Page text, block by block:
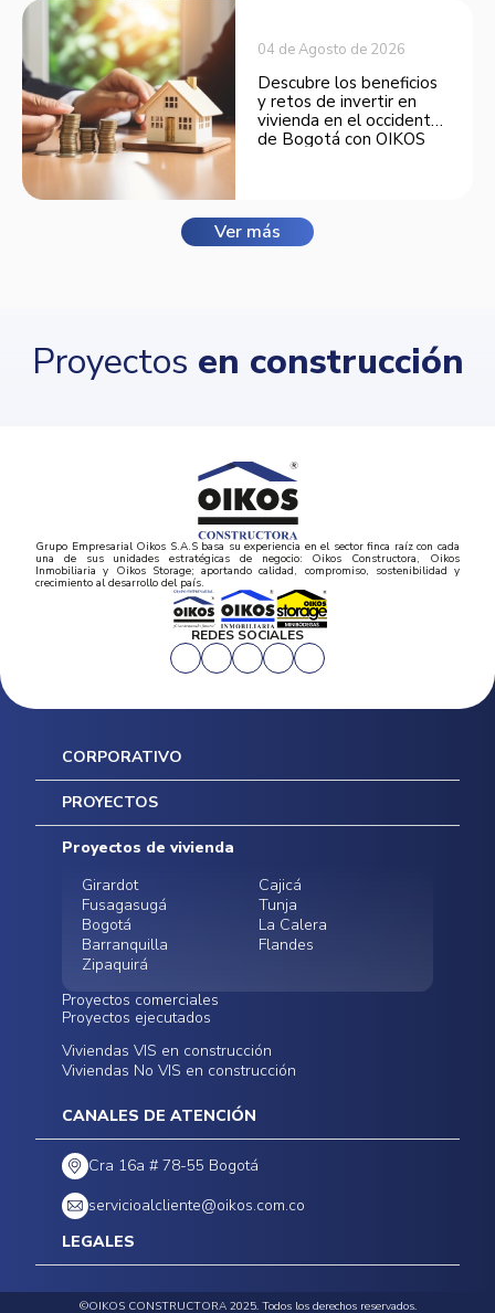
04 de Agosto de 2026
Descubre los beneficios
y retos de invertir en
vivienda en el occidente
de Bogotá con OIKOS
Ver más
Proyectos en construcción
Grupo Empresarial Oikos S.A.S basa su experiencia en el sector finca raíz con cada
una de sus unidades estratégicas de negocio: Oikos Constructora, Oikos
Inmobiliaria y Oikos Storage; aportando calidad, compromiso, sostenibilidad y
crecimiento al desarrollo del país.
REDES SOCIALES
CORPORATIVO
Inicio
Mapa del sitio
Postventas
Contratación Directa
Noticias
PROYECTOS
Proyectos de vivienda
Girardot
Cajicá
Fusagasugá
Tunja
Bogotá
La Calera
Barranquilla
Flandes
Zipaquirá
Proyectos comerciales
Funza
Infinitum Zentral
Bodegas - ALMAX
Centro Comercial
Proyectos ejecutados
Conoce nuestros
proyectos ejecutados
Viviendas VIS en construcción
Viviendas No VIS en construcción
CANALES DE ATENCIÓN
Cra 16a # 78-55 Bogotá
servicioalcliente@oikos.com.co
LEGALES
Políticas de privacidad
©OIKOS CONSTRUCTORA 2025. Todos los derechos reservados.